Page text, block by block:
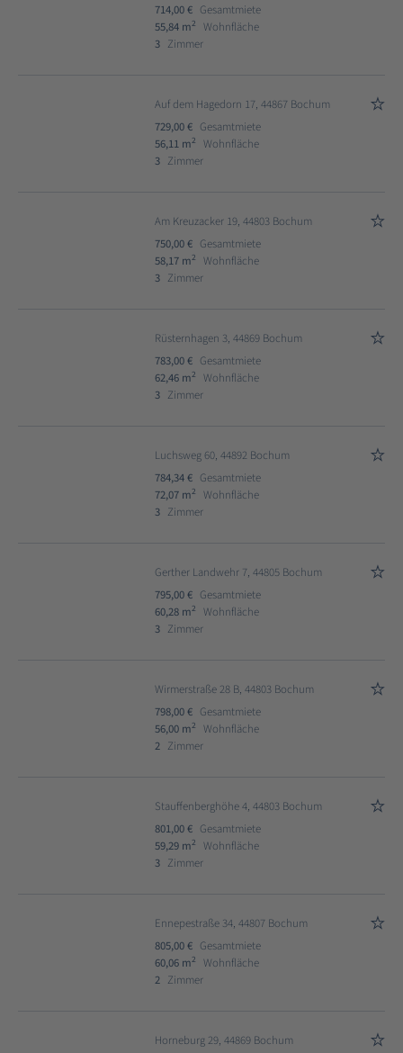
714,00 € Gesamtmiete
55,84 m2
Wohnfläche
3 Zimmer
Auf dem Hagedorn 17, 44867 Bochum
729,00 € Gesamtmiete
56,11 m2
Wohnfläche
3 Zimmer
Am Kreuzacker 19, 44803 Bochum
750,00 € Gesamtmiete
58,17 m2
Wohnfläche
3 Zimmer
Rüsternhagen 3, 44869 Bochum
783,00 € Gesamtmiete
62,46 m2
Wohnfläche
3 Zimmer
Luchsweg 60, 44892 Bochum
784,34 € Gesamtmiete
72,07 m2
Wohnfläche
3 Zimmer
Gerther Landwehr 7, 44805 Bochum
795,00 € Gesamtmiete
60,28 m2
Wohnfläche
3 Zimmer
Wirmerstraße 28 B, 44803 Bochum
798,00 € Gesamtmiete
56,00 m2
Wohnfläche
2 Zimmer
Stauffenberghöhe 4, 44803 Bochum
801,00 € Gesamtmiete
59,29 m2
Wohnfläche
3 Zimmer
Ennepestraße 34, 44807 Bochum
805,00 € Gesamtmiete
60,06 m2
Wohnfläche
2 Zimmer
Horneburg 29, 44869 Bochum